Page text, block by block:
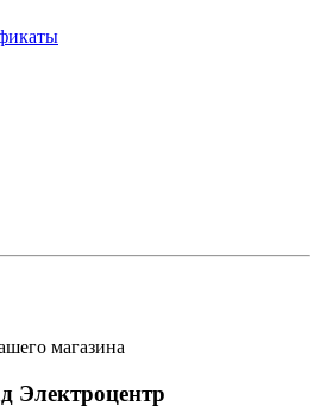
магазина
Электроцентр